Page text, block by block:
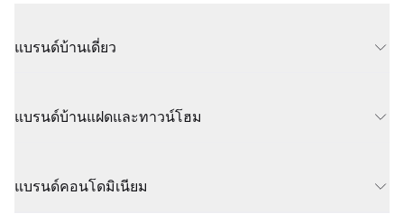
แบรนด์บ้านเดี่ยว
แบรนด์บ้านแฝดและทาวน์โฮม
แบรนด์คอนโดมิเนียม